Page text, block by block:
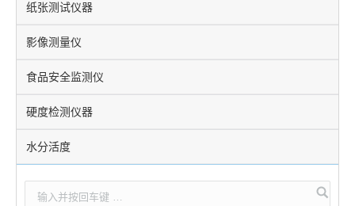
纸张测试仪器
影像测量仪
食品安全监测仪
硬度检测仪器
水分活度